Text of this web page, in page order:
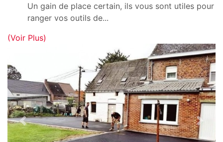
Un gain de place certain, ils vous sont utiles pour
ranger vos outils de...
(Voir Plus)
Previous Next